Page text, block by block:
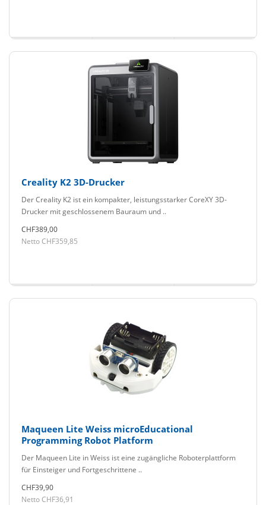
Creality K2 3D-Drucker
Der Creality K2 ist ein kompakter, leistungsstarker CoreXY 3D-
Drucker mit geschlossenem Bauraum und ..
CHF389,00
Netto CHF359,85
Maqueen Lite Weiss microEducational
Programming Robot Platform
Der Maqueen Lite in Weiss ist eine zugängliche Roboterplattform
für Einsteiger und Fortgeschrittene ..
CHF39,90
Netto CHF36,91